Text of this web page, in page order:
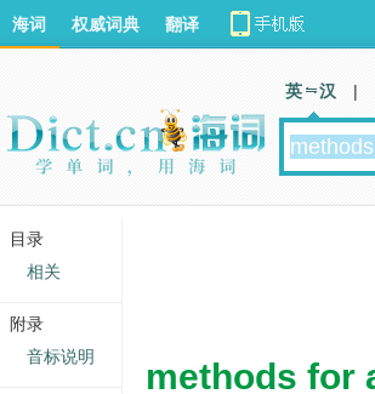
methods for
海词 权威词典 翻译
英 汉 |
目录
相关
附录
音标说明